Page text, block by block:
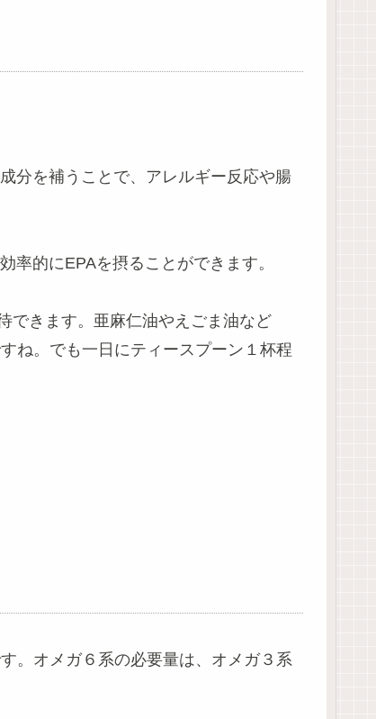
分を補うことで、アレルギー反応や腸
率的にEPAを摂ることができます。
できます。亜麻仁油やえごま油など
ね。でも一日にティースプーン１杯程
。オメガ６系の必要量は、オメガ３系